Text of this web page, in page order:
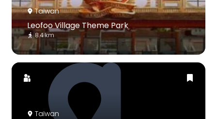
Taïwan
Leofoo Village Theme Park
8.4 km
Taïwan